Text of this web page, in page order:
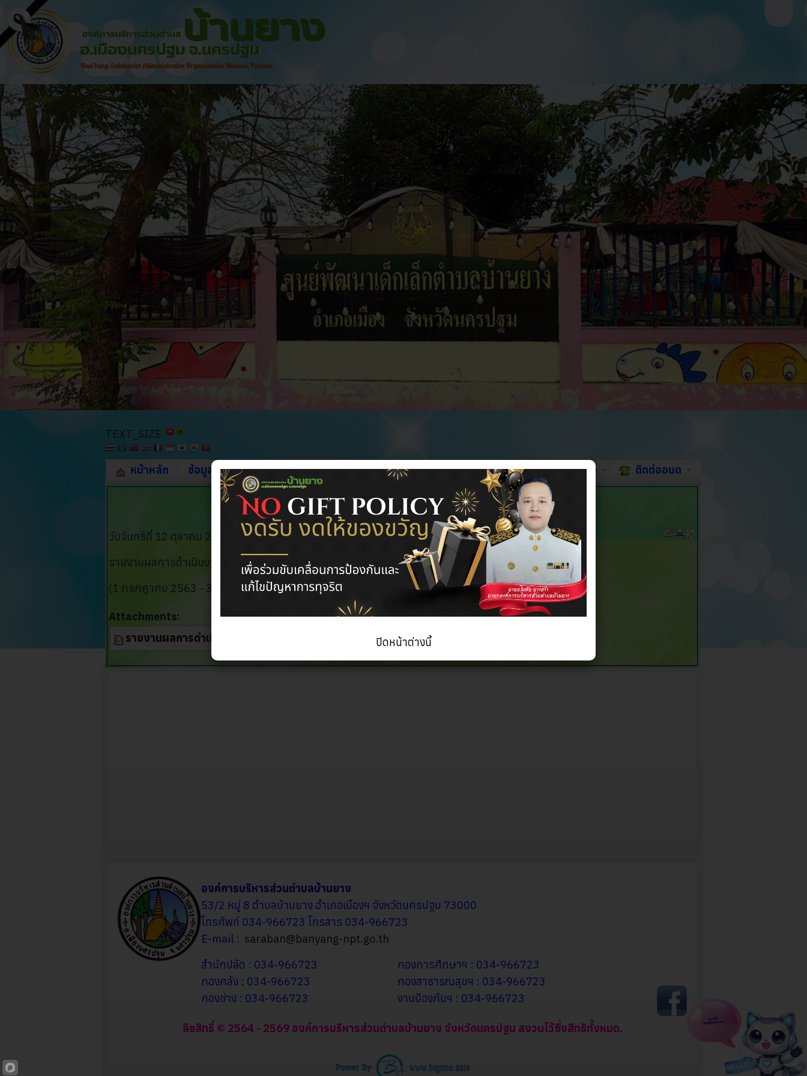
TEXT_SIZE
หน้าหลัก ข้อมูลทั่วไป บุคลากร ITA ข้อมูลดำเนินงาน บริการประชาชน E-service ติดต่ออบต
รายงานผลการดำเนินงานไตรมาสที่ 4 ประจำปีงบประมาณ 2563
วันจันทร์ที่ 12 ตุลาคม 2020 เวลา 14:33 น.
รายงานผลการดำเนินงานไตรมาสที่ 4 ประจำปีงบประมาณ 2563
(1 กรกฎาคม 2563 - 30 กันยายน 2563)
Attachments:
รายงานผลการดำเนินงานไตรมาส 4.pdf
องค์การบริหารส่วนตำบลบ้านยาง
53/2 หมู่ 8 ตำบลบ้านยาง อำเภอเมืองฯ จังหวัดนครปฐม 73000
โทรศัพท์ 034-966723 โทรสาร 034-966723
E-mail : saraban@banyang-npt.go.th
สำนักปลัด : 034-966723
กองคลัง : 034-966723
กองช่าง : 034-966723
กองการศึกษาฯ : 034-966723
กองสาธารณสุขฯ : 034-966723
งานป้องกันฯ : 034-966723
ลิขสิทธิ์ © 2564 - 2569 องค์การบริหารส่วนตำบลบ้านยาง จังหวัดนครปฐม สงวนไว้ซึ่งสิทธิทั้งหมด.
ปิดหน้าต่างนี้